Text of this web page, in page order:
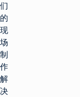
们
的
现
场
制
作
解
决